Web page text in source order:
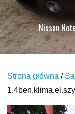
Nissan
Strona główna /